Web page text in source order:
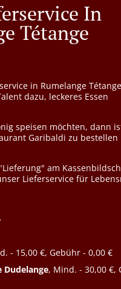
In
Tétange
in Rumelange
dazu, leckeres Essen
speisen möchten, dann
Garibaldi zu bestellen
am
Lieferservice für
- 15,00 €, Gebühr - 0,00 €
Dudelange, Mind. - 30,00 €,